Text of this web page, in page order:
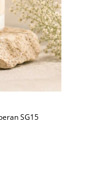
SG15